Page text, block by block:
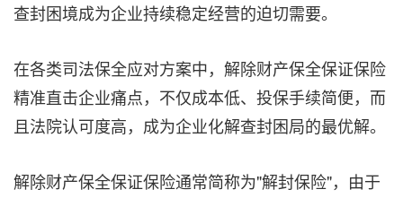
查封困境成为企业持续稳定经营的迫切需要。
在各类司法保全应对方案中，解除财产保全保证保险
精准直击企业痛点，不仅成本低、投保手续简便，而
且法院认可度高，成为企业化解查封困局的最优解。
解除财产保全保证保险通常简称为"解封保险"，由于